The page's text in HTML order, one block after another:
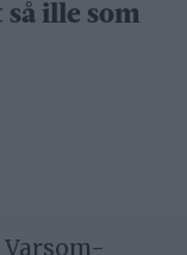
ille som